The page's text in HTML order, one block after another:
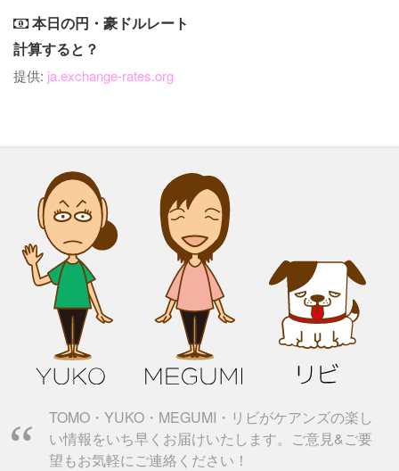
本日の円・豪ドルレート
計算すると？
提供: ja.exchange-rates.org
TOMO・YUKO・MEGUMI・リビがケアンズの楽し
い情報をいち早くお届けいたします。ご意見&ご要
望もお気軽にご連絡ください！